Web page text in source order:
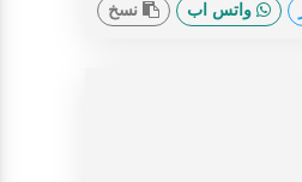
واتس اب نسخ